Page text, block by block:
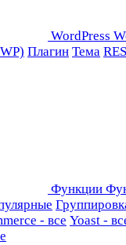
WordPress
Плагин Тема
Функции
- все Yoast -